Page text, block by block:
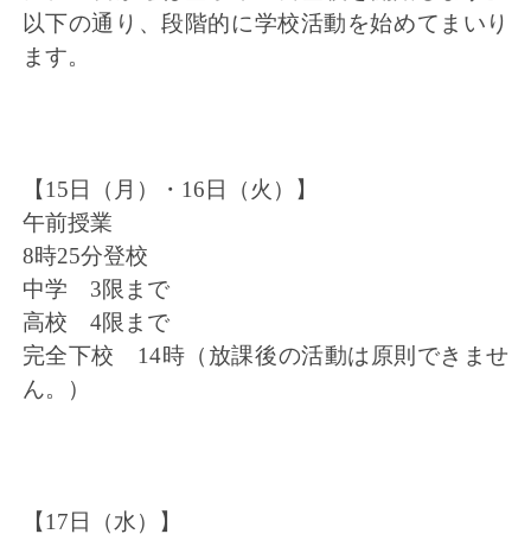
以下の通り、段階的に学校活動を始めてまいり
ます。
【15日（月）・16日（火）】
午前授業
8時25分登校
中学 3限まで
高校 4限まで
完全下校 14時（放課後の活動は原則できませ
ん。）
【17日（水）】